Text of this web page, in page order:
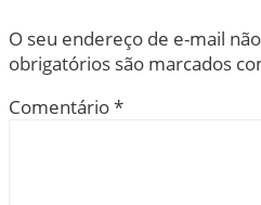
O seu endereço de e-mail
obrigatórios são marcados
Comentário*